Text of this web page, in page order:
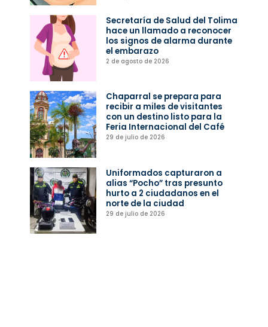
Secretaría de Salud del Tolima
hace un llamado a reconocer
los signos de alarma durante
el embarazo
2 de agosto de 2026
Chaparral se prepara para
recibir a miles de visitantes
con un destino listo para la
Feria Internacional del Café
29 de julio de 2026
Uniformados capturaron a
alias “Pocho” tras presunto
hurto a 2 ciudadanos en el
norte de la ciudad
29 de julio de 2026